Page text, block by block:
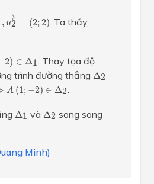
,
→
u2 = (2;2)
u2
. Ta thấy,
2) ∈ Δ1
2)∈Δ 1
. Thay tọa độ
trình đường thẳng Δ2
Δ 2
A (1; −2) ∈ Δ2
(1 − ∈Δ
Δ1
Δ 1 và Δ2
Δ 2 song song
Minh)